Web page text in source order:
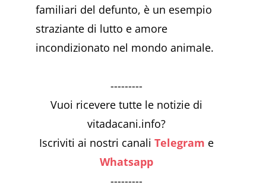
familiari del defunto, è un esempio
straziante di lutto e amore
incondizionato nel mondo animale.
---------
Vuoi ricevere tutte le notizie di
vitadacani.info?
Iscriviti ai nostri canali Telegram e
Whatsapp
---------